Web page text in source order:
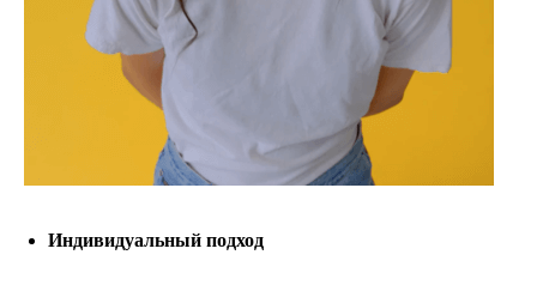
Индивидуальный подход